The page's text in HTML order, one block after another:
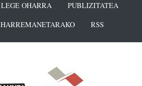
LEGE OHARRA
PUBLIZITATEA
HARREMANETARAKO RSS